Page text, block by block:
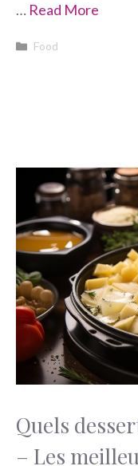
… Read More
Catégories
Food
Quels
– Les